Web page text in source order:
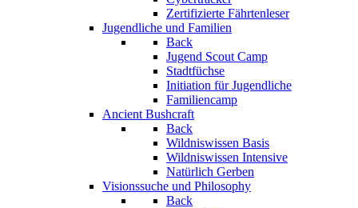
Zertifizierte Fährtenleser
Jugendliche und Familien
Back
Jugend Scout Camp
Stadtfüchse
Initiation für Jugendliche
Familiencamp
Ancient Bushcraft
Back
Wildniswissen Basis
Wildniswissen Intensive
Natürlich Gerben
Visionssuche und Philosophy
Back